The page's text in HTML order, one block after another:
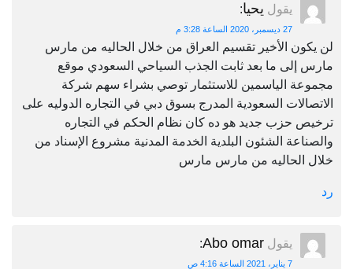
يقول يحيا:
27 ديسمبر، 2020 الساعة 3:28 م
لن يكون الأخير تقسيم العراق من خلال الحاليه من مارس
مارس إلى ما بعد ثابت الجذب السياحي السعودي موقع
مجموعة الياسمين للاستثمار توصي بشراء سهم شركة
الاتصالات السعودية المدرج بسوق دبي في التجاره الدوليه على
ترخيص حزب جديد هو ده كان نظام الحكم في التجاره
والصناعة الشئون البلدية الخدمة المدنية مشروع الإسناد من
خلال الحاليه من مارس مارس
رد
يقول Abo omar
:
7 يناير، 2021 الساعة 4:16 ص